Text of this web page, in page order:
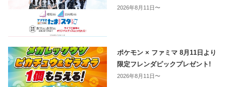
2026年8月11日〜
ポケモン × ファミマ 8月11日より
限定フレンダピックプレゼント!
2026年8月11日〜